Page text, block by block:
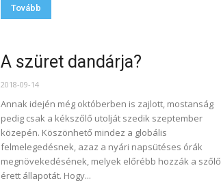
Tovább
A szüret dandárja?
2018-09-14
Annak idején még októberben is zajlott, mostanság
pedig csak a kékszőlő utolját szedik szeptember
közepén. Köszönhető mindez a globális
felmelegedésnek, azaz a nyári napsütéses órák
megnövekedésének, melyek előrébb hozzák a szőlő
érett állapotát. Hogy...